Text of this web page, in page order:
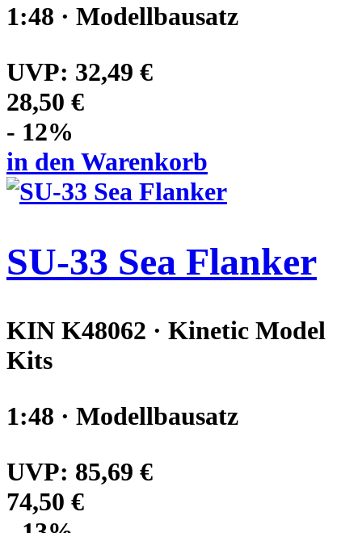
1:48 · Modellbausatz
UVP: 32,49 €
28,50 €
- 12%
in den Warenkorb
SU-33 Sea Flanker
KIN K48062 · Kinetic Model
Kits
1:48 · Modellbausatz
UVP: 85,69 €
74,50 €